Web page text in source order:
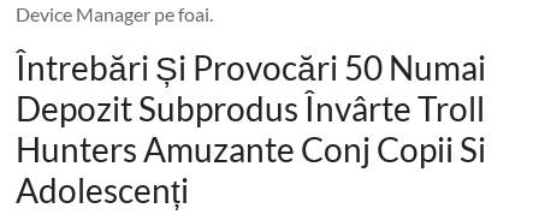
Device Manager pe foai.
Întrebări Și Provocări 50 Numai
Depozit Subprodus Învârte Troll
Hunters Amuzante Conj Copii Si
Adolescenți